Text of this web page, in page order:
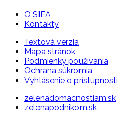
O SIEA
Kontakty
Textová verzia
Mapa stránok
Podmienky používania
Ochrana súkromia
Vyhlásenie o prístupnosti
zelenadomacnostiam.sk
zelenapodnikom.sk